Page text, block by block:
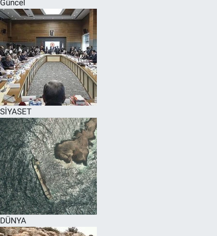
Güncel
SİYASET
DÜNYA
SPOR
RESMİ İLANLAR